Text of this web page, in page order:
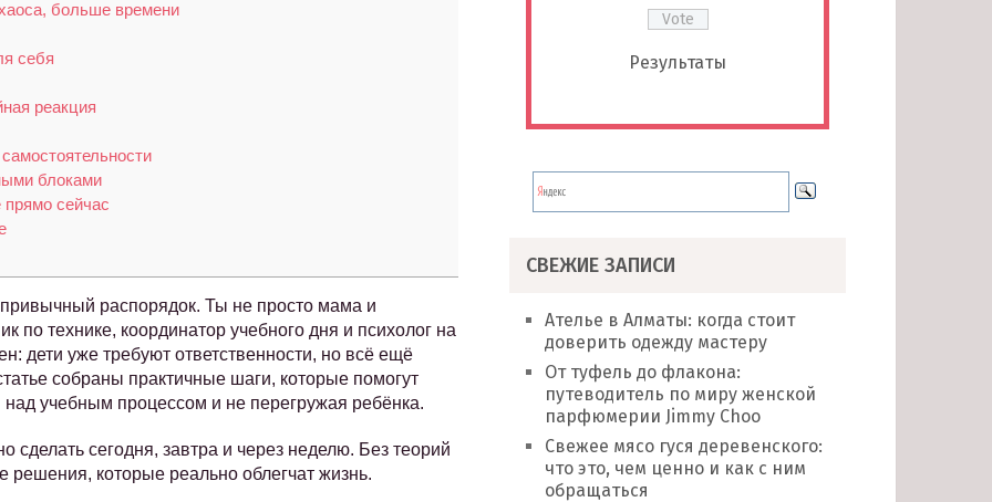
больше времени
себя
реакция
блоками
прямо сейчас
распорядок. Ты не просто мама и
технике, координатор учебного дня и психолог на
дети уже требуют ответственности, но всё ещё
собраны практичные шаги, которые помогут
учебным процессом и не перегружая ребёнка.
сделать сегодня, завтра и через неделю. Без теорий
которые реально облегчат жизнь.
Результаты
СВЕЖИЕ ЗАПИСИ
Ателье в Алматы: когда стоит
доверить одежду мастеру
От туфель до флакона:
путеводитель по миру женской
парфюмерии Jimmy Choo
Свежее мясо гуся деревенского:
что это, чем ценно и как с ним
обращаться